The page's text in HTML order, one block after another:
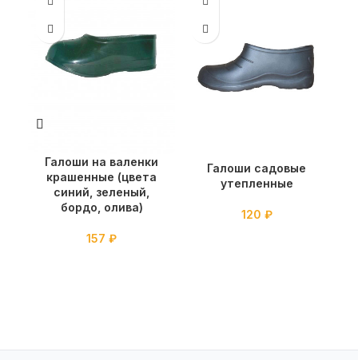
Галоши на валенки
крашенные (цвета
синий, зеленый,
бордо, олива)
157 ₽
Галоши садовые
утепленные
120 ₽